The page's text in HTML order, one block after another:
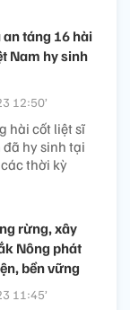
an táng 16 hài
Nam hy sinh
12:50’
hài cốt liệt sĩ
hy sinh tại
thời kỳ
rừng, xây
Nông phát
bền vững
11:45’